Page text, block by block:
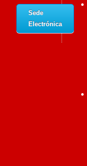
Sede
Electrónica